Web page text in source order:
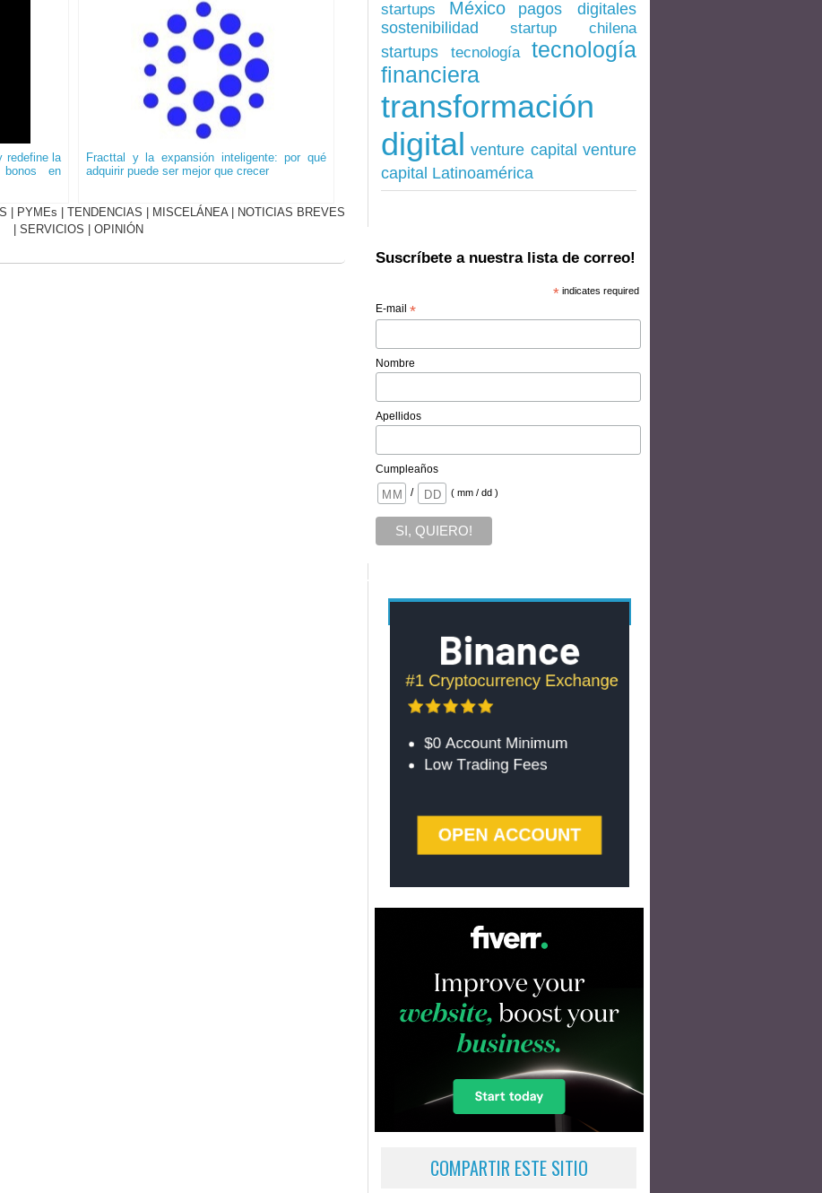
redefine la
bonos en
Fracttal y la expansión inteligente: por qué
adquirir puede ser mejor que crecer
PYMEs TENDENCIAS MISCELÁNEA
NOTICIAS BREVES
SERVICIOS OPINIÓN
startups
México pagos digitales
sostenibilidad startup chilena
startups tecnología
tecnología
financiera
transformación
digital venture capital venture
capital Latinoamérica
Suscríbete a nuestra lista de correo!
*indicates required
E-mail*
Nombre
Apellidos
Cumpleaños
/
( mm / dd )
COMPARTIR ESTE SITIO